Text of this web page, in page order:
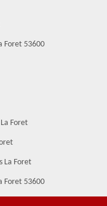
Foret 53600
Foret
La Foret
Foret 53600